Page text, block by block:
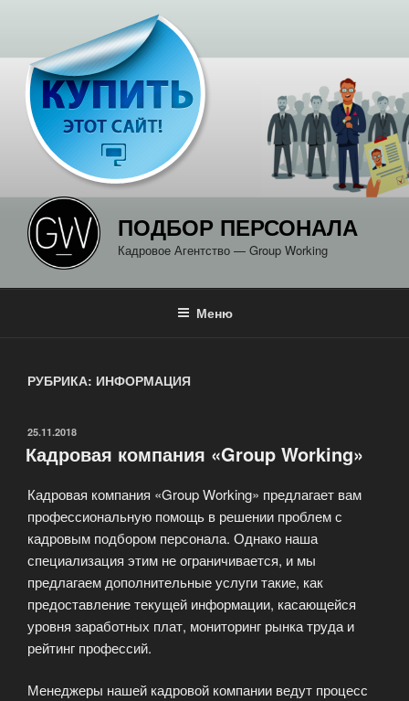
содержимому
ПОДБОР ПЕРСОНАЛА
Кадровое Агентство — Group Working
Меню
РУБРИКА: ИНФОРМАЦИЯ
ОПУБЛИКОВАНО
25.11.2018
Кадровая компания «Group Working»
Кадровая компания «Group Working» предлагает вам
профессиональную помощь в решении проблем с
кадровым подбором персонала. Однако наша
специализация этим не ограничивается, и мы
предлагаем дополнительные услуги такие, как
предоставление текущей информации, касающейся
уровня заработных плат, мониторинг рынка труда и
рейтинг профессий.
Менеджеры нашей кадровой компании ведут процесс